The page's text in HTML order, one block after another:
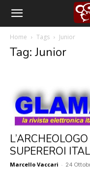
Home Tags Junior
Tag: Junior
SUPEREROI
Marcello Vaccari - 24